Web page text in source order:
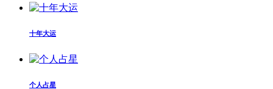
十年大运
个人占星